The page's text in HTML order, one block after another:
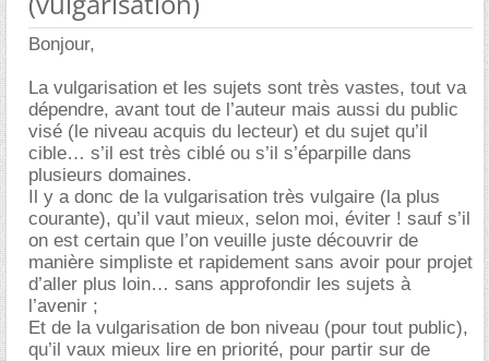
Bonjour,
La vulgarisation et les sujets sont très vastes, tout va
dépendre, avant tout de l’auteur mais aussi du public
visé (le niveau acquis du lecteur) et du sujet qu’il
cible… s’il est très ciblé ou s’il s’éparpille dans
plusieurs domaines.
Il y a donc de la vulgarisation très vulgaire (la plus
courante), qu’il vaut mieux, selon moi, éviter ! sauf s’il
on est certain que l’on veuille juste découvrir de
manière simpliste et rapidement sans avoir pour projet
d’aller plus loin… sans approfondir les sujets à
l’avenir ;
Et de la vulgarisation de bon niveau (pour tout public),
qu’il vaux mieux lire en priorité, pour partir sur de